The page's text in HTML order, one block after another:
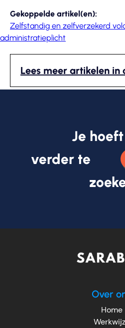
Gekoppelde artikel(en):
Zelfstandig en zelfverzekerd
administratieplicht
Lees meer artikelen in
Je
verder te
Over
Home